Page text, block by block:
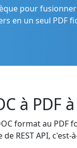
pour fusionner
en un seul PDF
à PDF
format au PDF
REST API,